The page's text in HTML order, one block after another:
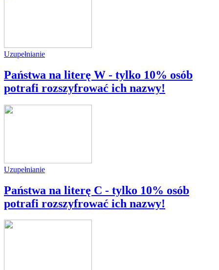
Uzupełnianie
Państwa na literę W - tylko 10% osób
potrafi rozszyfrować ich nazwy!
Uzupełnianie
Państwa na literę C - tylko 10% osób
potrafi rozszyfrować ich nazwy!